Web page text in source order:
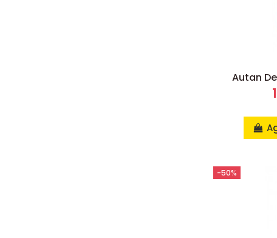
Autan
-50%